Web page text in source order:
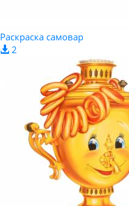
Раскраска самовар
2